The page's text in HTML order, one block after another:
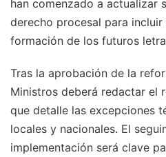
han comenzado a actualizar
derecho procesal para
formación de los futuros
Tras la aprobación de la
Ministros deberá redactar el
que detalle las excepciones
locales y nacionales. El
implementación será clave